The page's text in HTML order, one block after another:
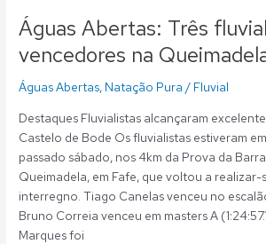
Águas Abertas: Três
vencedores na
Águas Abertas, Natação Pura / Fluvial
Destaques Fluvialistas alcançaram
Castelo de Bode Os fluvialistas estiveram
passado sábado, nos 4km da Prova da
Queimadela, em Fafe, que voltou a realizar-
interregno. Tiago Canelas venceu no
Bruno Correia venceu em masters A
Marques foi